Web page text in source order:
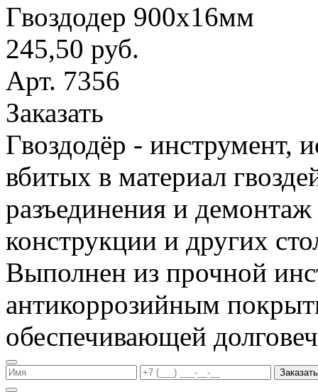
Гвоздодер 900х16мм
245,50 руб.
Арт. 7356
Заказать
Гвоздодёр - инструмент,
вбитых в материал
разъединения и
конструкции и других
Выполнен из прочной
антикоррозийным
обеспечивающей
Заказать